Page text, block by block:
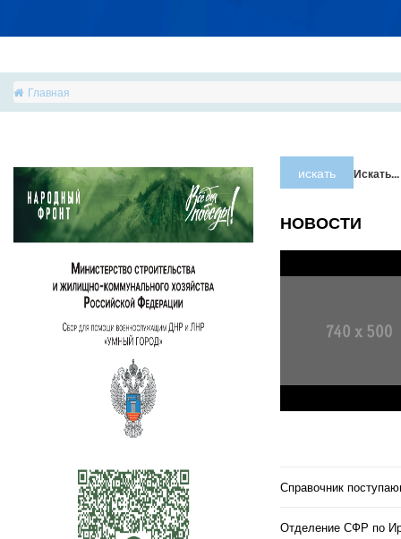
Главная
искать Искать...
НОВОСТИ
Справочник
Отделение СФР по